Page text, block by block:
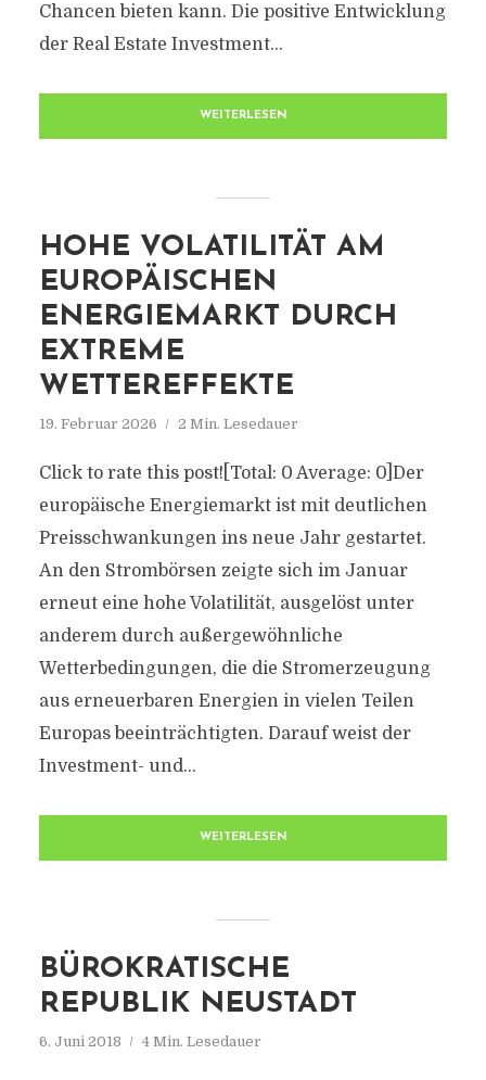
Chancen bieten kann. Die positive Entwicklung
der Real Estate Investment...
WEITERLESEN
HOHE VOLATILITÄT AM
EUROPÄISCHEN
ENERGIEMARKT DURCH
EXTREME
WETTEREFFEKTE
19. Februar 2026 2 Min. Lesedauer
Click to rate this post![Total: 0 Average: 0]Der
europäische Energiemarkt ist mit deutlichen
Preisschwankungen ins neue Jahr gestartet.
An den Strombörsen zeigte sich im Januar
erneut eine hohe Volatilität, ausgelöst unter
anderem durch außergewöhnliche
Wetterbedingungen, die die Stromerzeugung
aus erneuerbaren Energien in vielen Teilen
Europas beeinträchtigten. Darauf weist der
Investment- und...
WEITERLESEN
BÜROKRATISCHE
REPUBLIK NEUSTADT
6. Juni 2018 4 Min. Lesedauer